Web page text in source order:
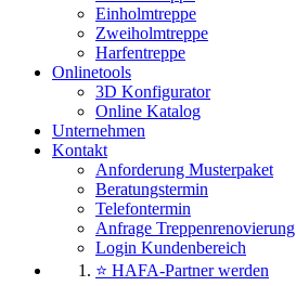
Einholmtreppe
Zweiholmtreppe
Harfentreppe
Onlinetools
3D Konfigurator
Online Katalog
Unternehmen
Kontakt
Anforderung Musterpaket
Beratungstermin
Telefontermin
Anfrage Treppenrenovierung
Login Kundenbereich
⭐ HAFA-Partner werden